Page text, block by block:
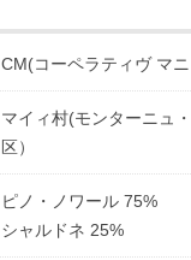
CM(コーペラティヴ マ
マイィ村(モンターニュ
区）
ピノ・ノワール 75%
シャルドネ 25%